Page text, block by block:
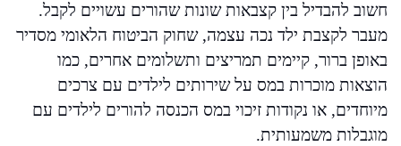
חשוב להבדיל בין קצבאות שונות שהורים עשויים לקבל.
מעבר לקצבת ילד נכה עצמה, שחוק הביטוח הלאומי מסדיר
באופן ברור, קיימים תמריצים ותשלומים אחרים, כמו
הוצאות מוכרות במס על שירותים לילדים עם צרכים
מיוחדים, או נקודות זיכוי במס הכנסה להורים לילדים עם
מוגבלות משמעותית.